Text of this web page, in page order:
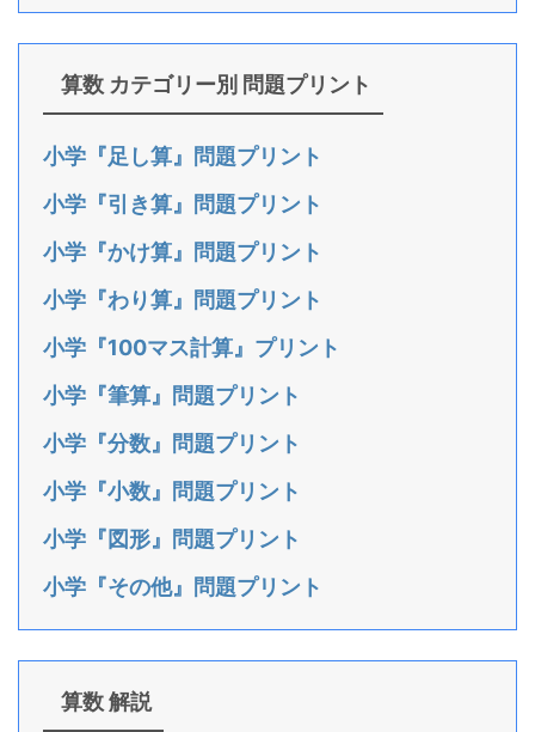
算数 カテゴリー別 問題プリント
小学『足し算』問題プリント
小学『引き算』問題プリント
小学『かけ算』問題プリント
小学『わり算』問題プリント
小学『100マス計算』プリント
小学『筆算』問題プリント
小学『分数』問題プリント
小学『小数』問題プリント
小学『図形』問題プリント
小学『その他』問題プリント
算数 解説